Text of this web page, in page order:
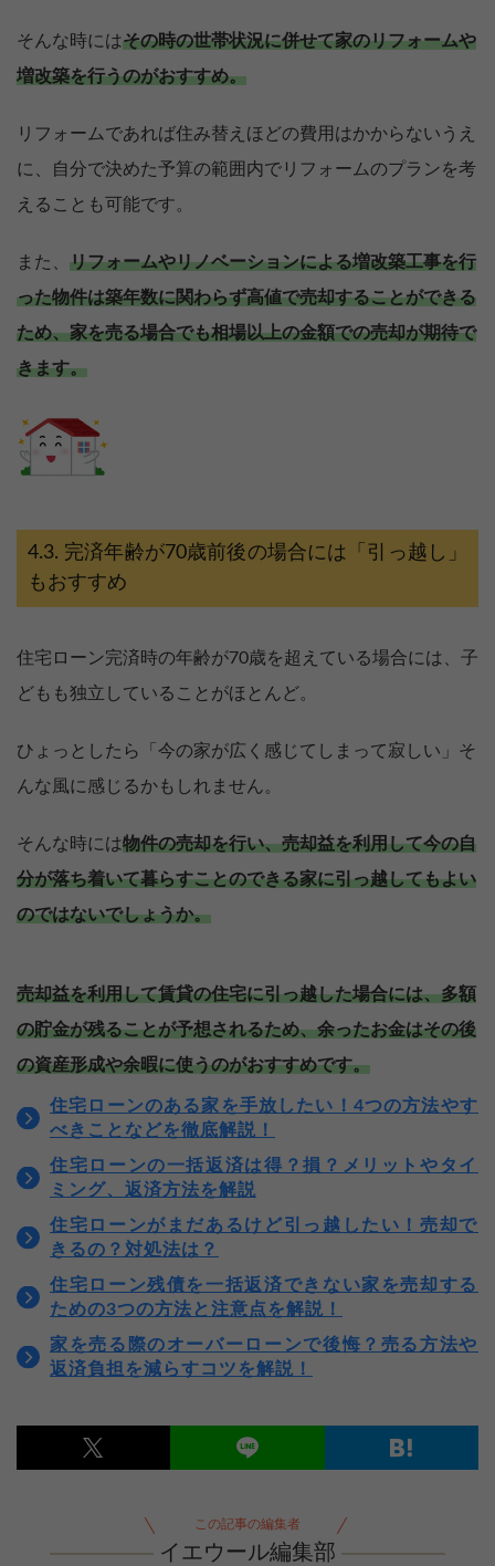
そんな時にはその時の世帯状況に併せて家のリフォームや
増改築を行うのがおすすめ。
リフォームであれば住み替えほどの費用はかからないうえ
に、自分で決めた予算の範囲内でリフォームのプランを考
えることも可能です。
また、 リフォームやリノベーションによる増改築工事を行
った物件は築年数に関わらず高値で売却することができる
ため、家を売る場合でも相場以上の金額での売却が期待で
きます。
完済年齢が70歳前後の場合には「引っ越し」
もおすすめ
住宅ローン完済時の年齢が70歳を超えている場合には、子
どもも独立していることがほとんど。
ひょっとしたら「今の家が広く感じてしまって寂しい」そ
んな風に感じるかもしれません。
そんな時には物件の売却を行い、売却益を利用して今の自
分が落ち着いて暮らすことのできる家に引っ越してもよい
のではないでしょうか。
売却益を利用して賃貸の住宅に引っ越した場合には、多額
の貯金が残ることが予想されるため、余ったお金はその後
の資産形成や余暇に使うのがおすすめです。
住宅ローンのある家を手放したい！4つの方法やす
べきことなどを徹底解説！
住宅ローンの一括返済は得？損？メリットやタイ
ミング、返済方法を解説
住宅ローンがまだあるけど引っ越したい！売却で
きるの？対処法は？
住宅ローン残債を一括返済できない家を売却する
ための3つの方法と注意点を解説！
家を売る際のオーバーローンで後悔？売る方法や
返済負担を減らすコツを解説！
この記事の編集者
イエウール編集部